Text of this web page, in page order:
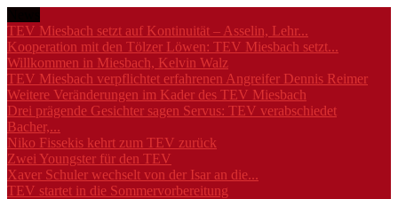
TEV Miesbach setzt auf Kontinuität – Asselin, Lehr...
Kooperation mit den Tölzer Löwen: TEV Miesbach setzt...
Willkommen in Miesbach, Kelvin Walz
TEV Miesbach verpflichtet erfahrenen Angreifer Dennis Reimer
Weitere Veränderungen im Kader des TEV Miesbach
Drei prägende Gesichter sagen Servus: TEV verabschiedet
Bacher,...
Niko Fissekis kehrt zum TEV zurück
Zwei Youngster für den TEV
Xaver Schuler wechselt von der Isar an die...
TEV startet in die Sommervorbereitung